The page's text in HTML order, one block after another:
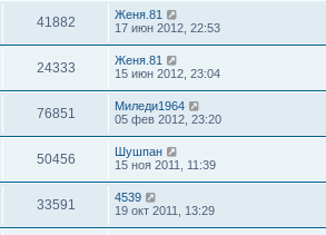
41882
Женя.81
17 июн 2012, 22:53
24333
Женя.81
15 июн 2012, 23:04
76851
Миледи1964
05 фев 2012, 23:20
50456
Шушпан
15 ноя 2011, 11:39
33591
4539
19 окт 2011, 13:29